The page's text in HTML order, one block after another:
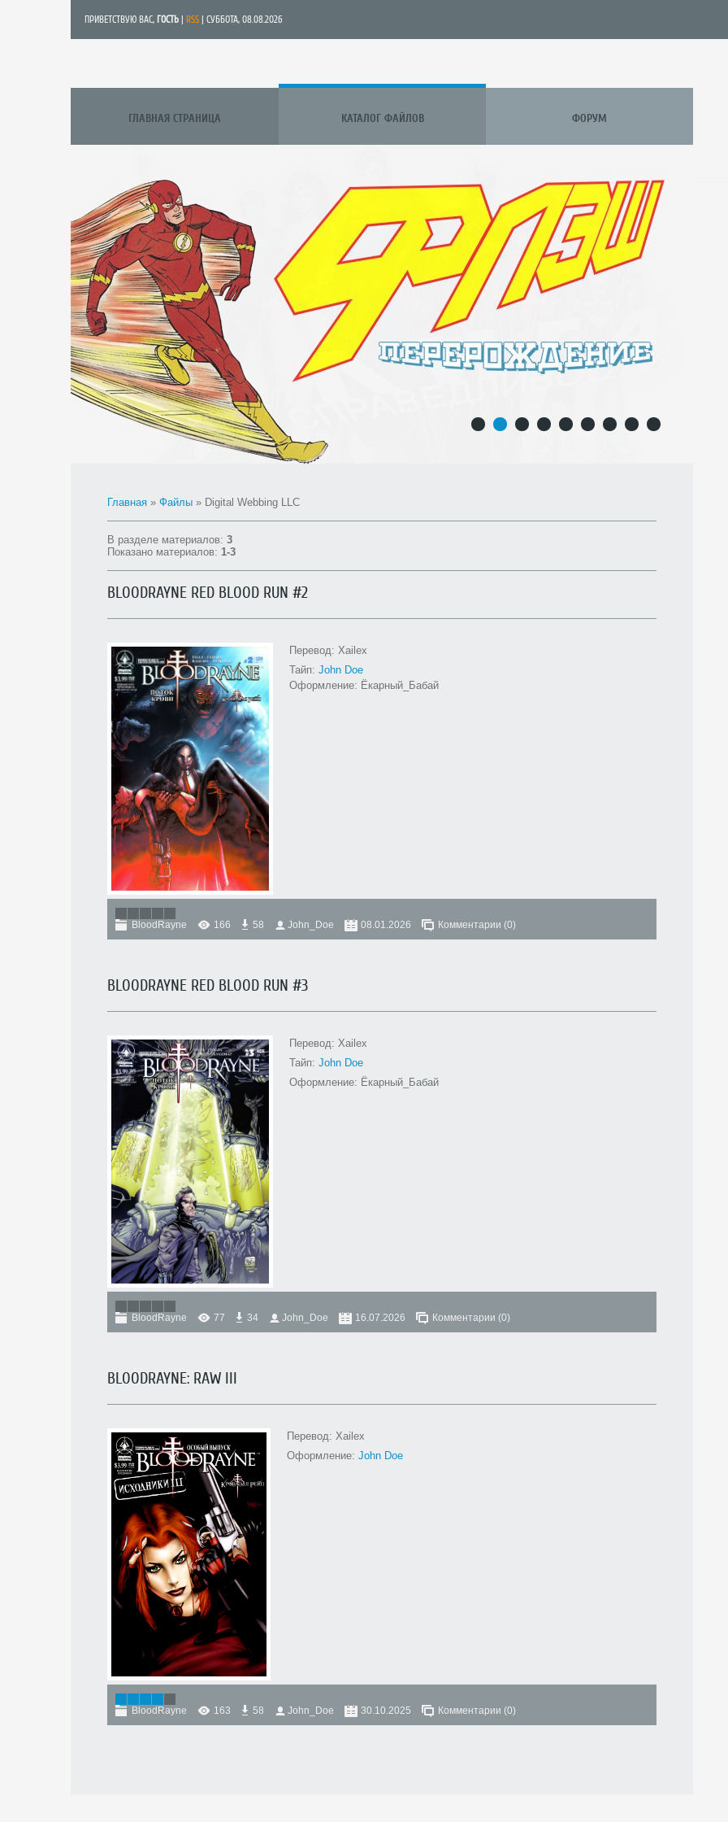
ПРИВЕТСТВУЮ ВАС, ГОСТЬ RSS | СУББОТА, 08.08.2026
ГЛАВНАЯ СТРАНИЦА КАТАЛОГ ФАЙЛОВ ФОРУМ
Главная » Файлы » Digital Webbing LLC
В разделе материалов: 3
Показано материалов: 1-3
BLOODRAYNE RED BLOOD RUN #2
Перевод: Xailex
Тайп: John Doe
Оформление: Ёкарный_Бабай
BloodRayne 166 58 John_Doe 08.01.2026 Комментарии (0)
BLOODRAYNE RED BLOOD RUN #3
Перевод: Xailex
Тайп: John Doe
Оформление: Ёкарный_Бабай
BloodRayne 77 34 John_Doe 16.07.2026 Комментарии (0)
BLOODRAYNE: RAW III
Перевод: Xailex
Оформление: John Doe
BloodRayne 163 58 John_Doe 30.10.2025 Комментарии (0)